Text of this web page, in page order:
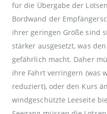
für die Übergabe der
Bordwand der
ihrer geringen Größe sind
stärker ausgesetzt, was
gefährlich macht. Daher
ihre Fahrt verringern (was
reduziert), oder den Kurs
windgeschützte Leeseite